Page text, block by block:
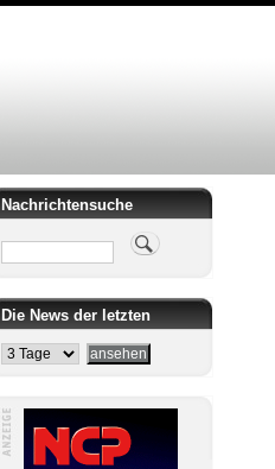
Nachrichtensuche
Suche
Die News der letzten